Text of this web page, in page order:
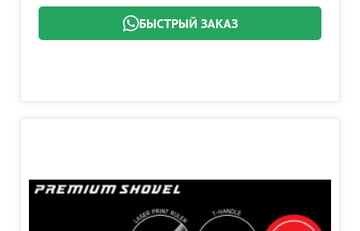
БЫСТРЫЙ ЗАКАЗ